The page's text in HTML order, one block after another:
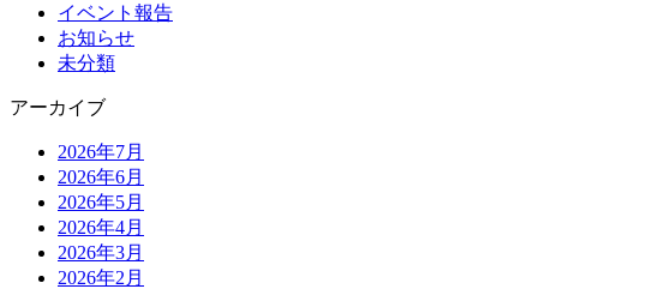
イベント報告
お知らせ
未分類
アーカイブ
2026年7月
2026年6月
2026年5月
2026年4月
2026年3月
2026年2月